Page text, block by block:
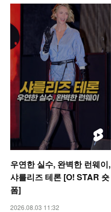
우연한 실수, 완벽한 런웨이,
샤를리즈 테론 [O! STAR 숏
폼]
2026.08.03 11:32